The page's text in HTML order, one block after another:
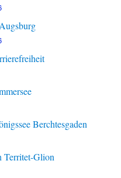
Berchtesgaden
Territet-Glion